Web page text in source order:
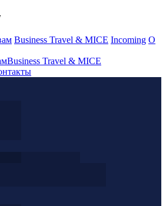
Business Travel & MICE Incoming О
Business Travel & MICE